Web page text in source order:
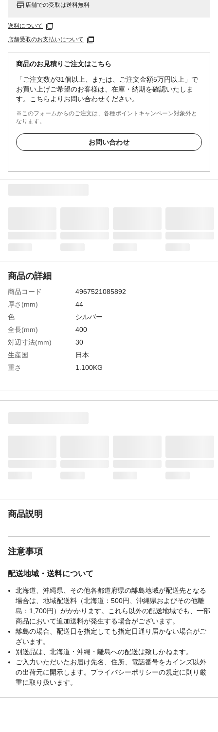
店舗での受取は送料無料
送料について
店舗受取のお支払いについて
商品のお見積りご注文はこちら
「ご注文数が31個以上、または、ご注文金額5万円以上」で
お買い上げご希望のお客様は、在庫・納期を確認いたしま
す。こちらよりお問い合わせください。
※このフォームからのご注文は、各種ポイントキャンペーン対象外と
なります。
お問い合わせ
商品の詳細
商品コード
4967521085892
厚さ(mm)
44
色
シルバー
全長(mm)
400
対辺寸法(mm)
30
生産国
日本
重さ
1.100KG
材質2
表面処理：カチオン電着塗装
商品説明
注意事項
配送地域・送料について
北海道、沖縄県、その他各都道府県の離島地域が配送先となる
場合は、地域配送料（北海道：500円、沖縄県およびその他離
島：1,700円）がかかります。これら以外の配送地域でも、一部
商品において追加送料が発生する場合がございます。
離島の場合、配送日を指定しても指定日通り届かない場合がご
ざいます。
別送品は、北海道・沖縄・離島への配送は致しかねます。
ご入力いただいたお届け先名、住所、電話番号をカインズ以外
の出荷元に開示します。プライバシーポリシーの規定に則り厳
重に取り扱います。